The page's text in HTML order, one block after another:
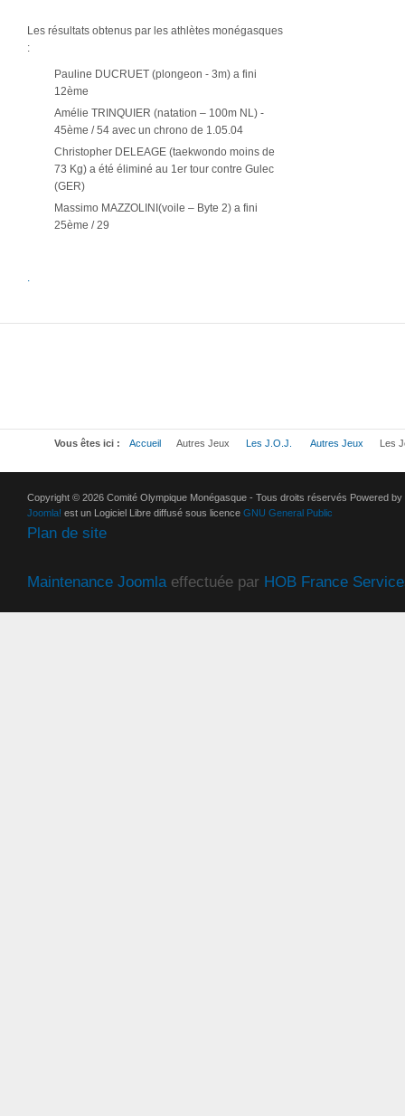
Les résultats obtenus par les athlètes monégasques
:
Pauline DUCRUET (plongeon - 3m) a fini
12ème
Amélie TRINQUIER (natation – 100m NL) -
45ème / 54 avec un chrono de 1.05.04
Christopher DELEAGE (taekwondo moins de
73 Kg) a été éliminé au 1er tour contre Gulec
(GER)
Massimo MAZZOLINI(voile – Byte 2) a fini
25ème / 29
Vous êtes ici : Accueil Autres Jeux Les J.O.J. Autres Jeux Les
Copyright © 2026 Comité Olympique Monégasque - Tous droits réservés Powered by
Joomla! est un Logiciel Libre diffusé sous licence GNU General Public
Plan de site
Maintenance Joomla effectuée par HOB France